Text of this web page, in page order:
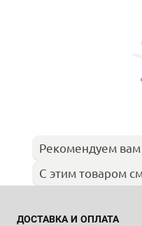
Рекомендуем вам
С этим товаром
ДОСТАВКА И ОПЛАТА